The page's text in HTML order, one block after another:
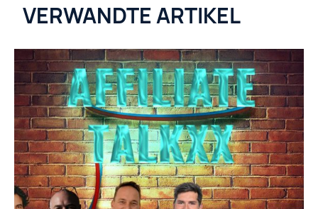
VERWANDTE ARTIKEL